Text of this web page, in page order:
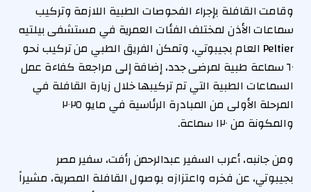
وقامت القافلة بإجراء الفحوصات الطبية اللازمة وتركيب
سماعات الأذن لمختلف الفئات العمرية في مستشفى بيلتيه
Peltier العام بجيبوتي، وتمكن الفريق الطبي من تركيب نحو
٦٠ سماعة طبية لمرضى جدد، إضافة إلى مراجعة كفاءة عمل
السماعات الطبية التي تم تركيبها خلال زيارة القافلة في
المرحلة الأولى من المبادرة الرئاسية في مايو ٢٠٢٥
والمكونة من ١٢٠ سماعة.
ومن جانبه، أعرب السفير عبدالرحمن رأفت، سفير مصر
بجيبوتي، عن فخره واعتزازه بوصول القافلة المصرية، مشيراً